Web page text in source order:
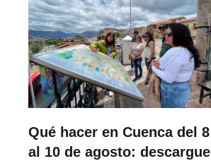
Qué hacer en Cuenca del 8
al 10 de agosto: descargue